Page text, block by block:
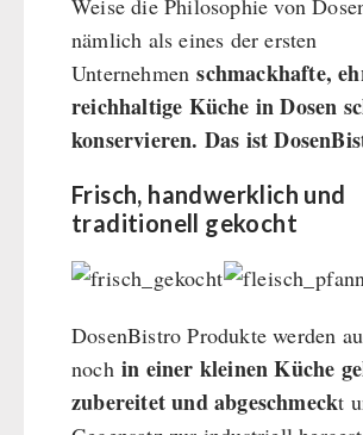
Weise die Philosophie von
nämlich als eines der ersten
Unternehmenschmackhafte,
reichhaltige Küche in Dosen
konservieren. Das ist
Frisch, handwerklich und
traditionell gekocht
DosenBistro Produkte werden
noch in einer kleinen Küche
zubereitet und abgeschmeckt